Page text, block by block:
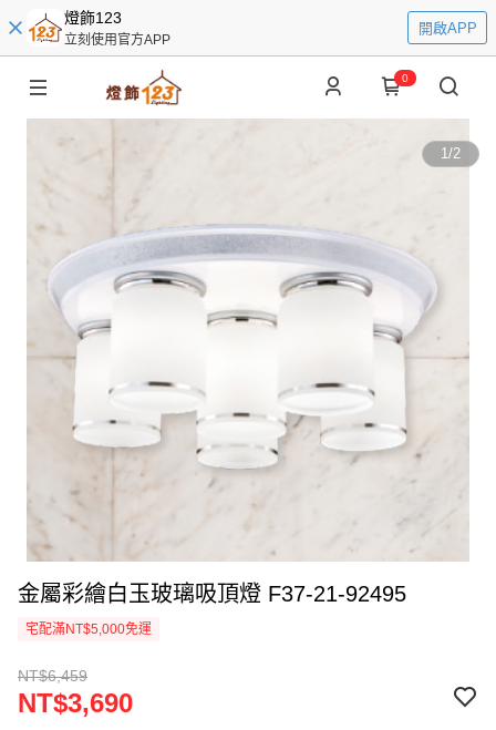
燈飾123
立刻使用官方APP
開啟APP
0
1/2
金屬彩繪白玉玻璃吸頂燈 F37-21-92495
宅配滿NT$5,000免運
NT$6,459
NT$3,690